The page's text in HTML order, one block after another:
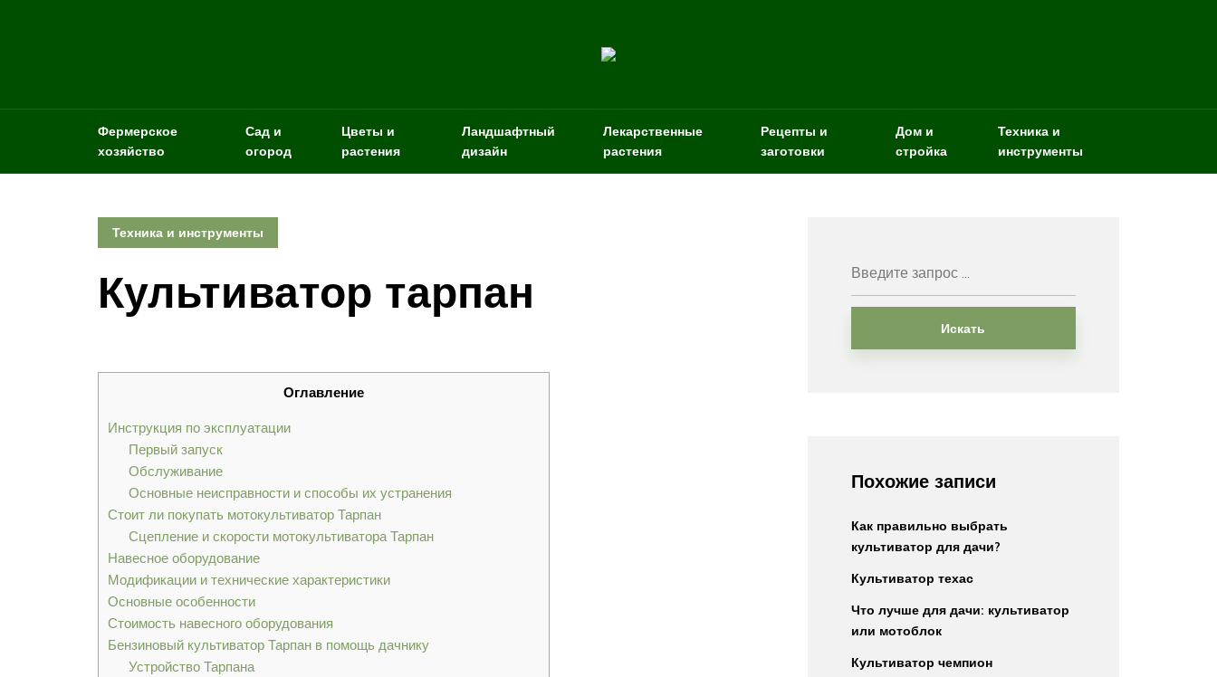
Фермерское
хозяйство
Сад и
огород
Цветы и
растения
Ландшафтный
дизайн
Лекарственные
растения
Рецепты и
заготовки
Дом и
стройка
Техника и
инструменты
Техника и инструменты
Культиватор тарпан
Оглавление
Инструкция по эксплуатации
Первый запуск
Обслуживание
Основные неисправности и способы их устранения
Стоит ли покупать мотокультиватор Тарпан
Сцепление и скорости мотокультиватора Тарпан
Навесное оборудование
Модификации и технические характеристики
Основные особенности
Стоимость навесного оборудования
Бензиновый культиватор Тарпан в помощь дачнику
Устройство Тарпана
Искать
Похожие записи
Как правильно выбрать
культиватор для дачи?
Культиватор техас
Что лучше для дачи: культиватор
или мотоблок
Культиватор чемпион